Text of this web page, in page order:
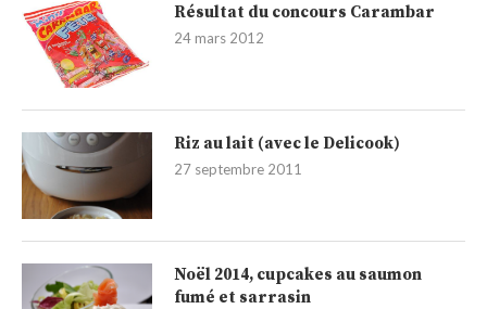
Résultat du concours Carambar
24 mars 2012
Riz au lait (avec le Delicook)
27 septembre 2011
Noël 2014, cupcakes au saumon
fumé et sarrasin